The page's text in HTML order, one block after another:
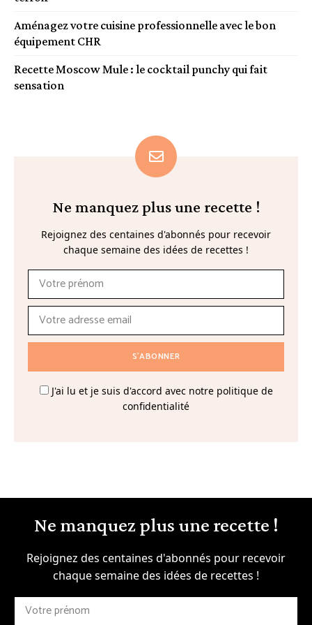
Aménagez votre cuisine professionnelle avec le bon
équipement CHR
Recette Moscow Mule : le cocktail punchy qui fait
sensation
Ne manquez plus une recette !
Rejoignez des centaines d'abonnés pour recevoir
chaque semaine des idées de recettes !
J'ai lu et je suis d'accord avec notre politique de
confidentialité
Ne manquez plus une recette !
Rejoignez des centaines d'abonnés pour recevoir
chaque semaine des idées de recettes !